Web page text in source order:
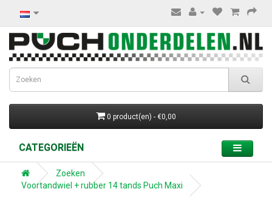
0 product(en) - €0,00
CATEGORIEËN
Zoeken
Voortandwiel + rubber 14 tands Puch Maxi